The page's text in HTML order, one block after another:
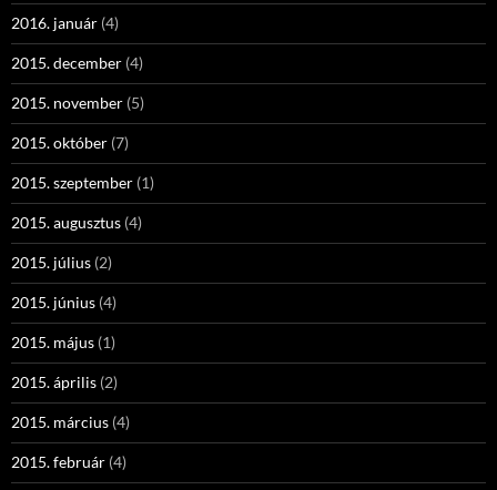
2016. január (4)
2015. december (4)
2015. november (5)
2015. október (7)
2015. szeptember (1)
2015. augusztus (4)
2015. július (2)
2015. június (4)
2015. május (1)
2015. április (2)
2015. március (4)
2015. február (4)